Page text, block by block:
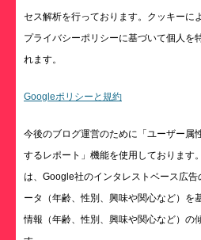
セス解析を行っております。クッキーに
プライバシーポリシーに基づいて個人を
れます。
Googleポリシーと規約
今後のブログ運営のために「ユーザー属
するレポート」機能を使用しております
は、Google社のインタレストベース広
ータ（年齢、性別、興味や関心など）を
情報（年齢、性別、興味や関心など）の